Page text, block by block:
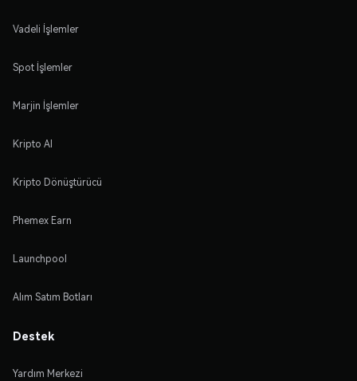
Vadeli İşlemler
Spot İşlemler
Marjin İşlemler
Kripto Al
Kripto Dönüştürücü
Phemex Earn
Launchpool
Alım Satım Botları
Destek
Yardım Merkezi